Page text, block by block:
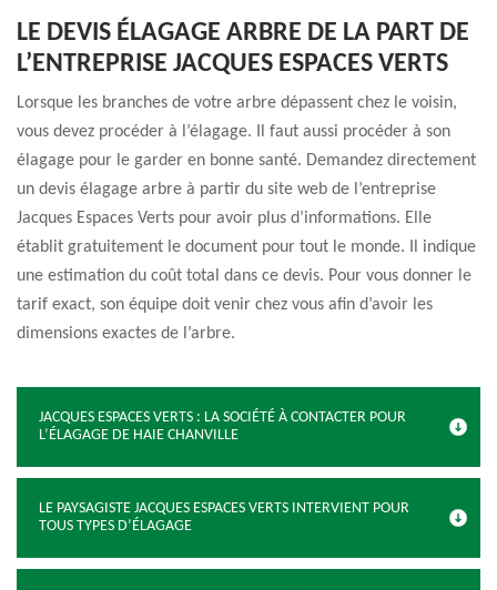
LE DEVIS ÉLAGAGE ARBRE DE LA PART DE
L’ENTREPRISE JACQUES ESPACES VERTS
Lorsque les branches de votre arbre dépassent chez le voisin,
vous devez procéder à l’élagage. Il faut aussi procéder à son
élagage pour le garder en bonne santé. Demandez directement
un devis élagage arbre à partir du site web de l’entreprise
Jacques Espaces Verts pour avoir plus d’informations. Elle
établit gratuitement le document pour tout le monde. Il indique
une estimation du coût total dans ce devis. Pour vous donner le
tarif exact, son équipe doit venir chez vous afin d’avoir les
dimensions exactes de l’arbre.
JACQUES ESPACES VERTS : LA SOCIÉTÉ À CONTACTER POUR
L’ÉLAGAGE DE HAIE CHANVILLE
LE PAYSAGISTE JACQUES ESPACES VERTS INTERVIENT POUR
TOUS TYPES D’ÉLAGAGE